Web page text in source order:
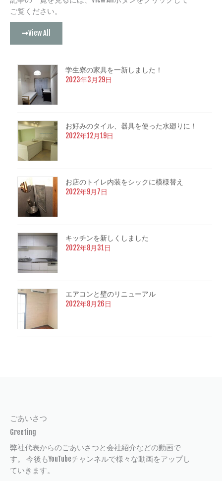
ご覧ください。
View All
学生寮の家具を一新しました！
2023年3月29日
お好みのタイル、器具を使った水廻りに！
2022年12月19日
お店のトイレ内装をシックに模様替え
2022年9月7日
キッチンを新しくしました
2022年8月31日
エアコンと壁のリニューアル
2022年8月26日
ごあいさつ
Greeting
弊社代表からのごあいさつと会社紹介などの動画で
す。 今後もYouTubeチャンネルで様々な動画をアップし
ていきます。